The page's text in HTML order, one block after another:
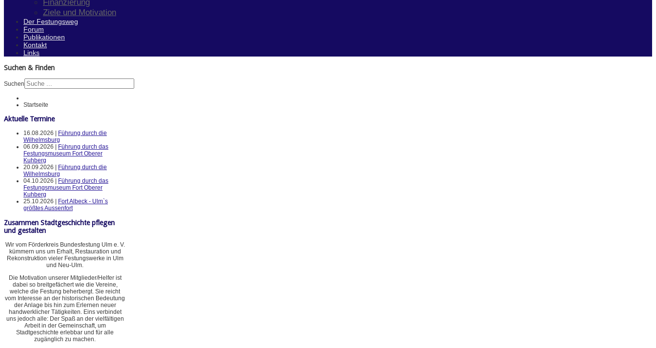
Finanzierung
Ziele und Motivation
Der Festungsweg
Forum
Publikationen
Kontakt
Links
Suchen & Finden
Suchen
Startseite
Aktuelle Termine
16.08.2026 |
Führung durch die
Wilhelmsburg
06.09.2026 |
Führung durch das
Festungsmuseum Fort Oberer
Kuhberg
20.09.2026 |
Führung durch die
Wilhelmsburg
04.10.2026 |
Führung durch das
Festungsmuseum Fort Oberer
Kuhberg
25.10.2026 |
Fort Albeck - Ulm`s
größtes Aussenfort
Zusammen Stadtgeschichte pflegen
und gestalten
Wir vom Förderkreis Bundesfestung Ulm e. V.
kümmern uns um Erhalt, Restauration und
Rekonstruktion vieler Festungswerke in Ulm
und Neu-Ulm.
Die Motivation unserer Mitglieder/Helfer ist
dabei so breitgefächert wie die Vereine,
welche die Festung beherbergt. Sie reicht
vom Interesse an der historischen Bedeutung
der Anlage bis hin zum Erlernen neuer
handwerklicher Tätigkeiten. Eins verbindet
uns jedoch alle: Der Spaß an der vielfältigen
Arbeit in der Gemeinschaft, um
Stadtgeschichte erlebbar und für alle
zugänglich zu machen.